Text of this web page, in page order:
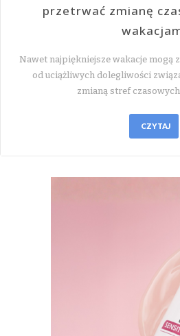
przetrwać zmianę
Nawet najpiękniejsze wakacje mogą
od uciążliwych dolegliwości
zmianą stref
CZYTAJ